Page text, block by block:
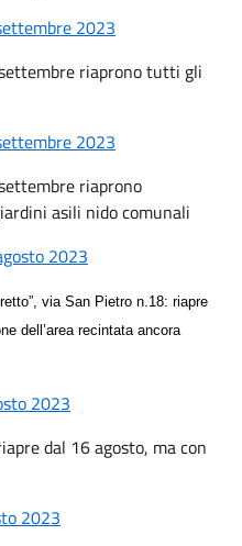
2023
riaprono tutti gli
2023
riaprono
asili nido comunali
2023
via San Pietro n.18: riapre
dell’area recintata ancora
2023
dal 16 agosto, ma con
2023